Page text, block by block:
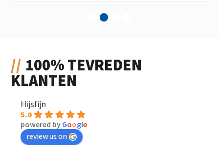
4
100% TEVREDEN
KLANTEN
Hijsfijn
5.0
powered by Google
review us on